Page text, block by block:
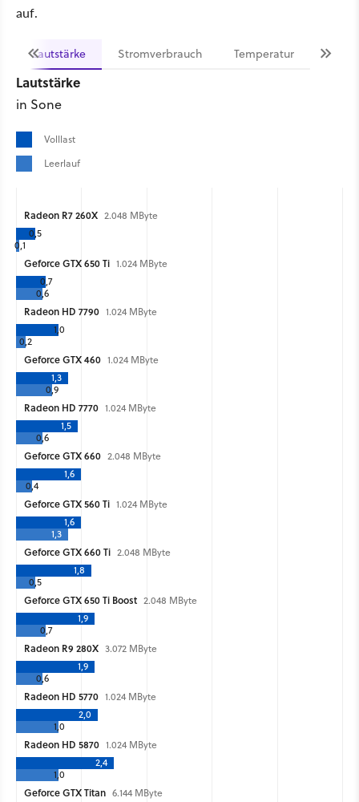
auf.
Lautstärke Stromverbrauch Temperatur
Lautstärke
in Sone
Volllast
Leerlauf
Radeon R7 260X 2.048 MByte
0,5
0,1
Geforce GTX 650 Ti 1.024 MByte
0,7
0,6
Radeon HD 7790 1.024 MByte
1,0
0,2
Geforce GTX 460 1.024 MByte
1,3
0,9
Radeon HD 7770 1.024 MByte
1,5
0,6
Geforce GTX 660 2.048 MByte
1,6
0,4
Geforce GTX 560 Ti 1.024 MByte
1,6
1,3
Geforce GTX 660 Ti 2.048 MByte
1,8
0,5
Geforce GTX 650 Ti Boost 2.048 MByte
1,9
0,7
Radeon R9 280X 3.072 MByte
1,9
0,6
Radeon HD 5770 1.024 MByte
2,0
1,0
Radeon HD 5870 1.024 MByte
2,4
1,0
Geforce GTX Titan 6.144 MByte